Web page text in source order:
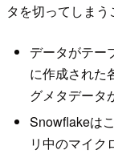
タを切ってしまう
データがテー
に作成された
グメタデータ
Snowflakeは
リ中のマイク